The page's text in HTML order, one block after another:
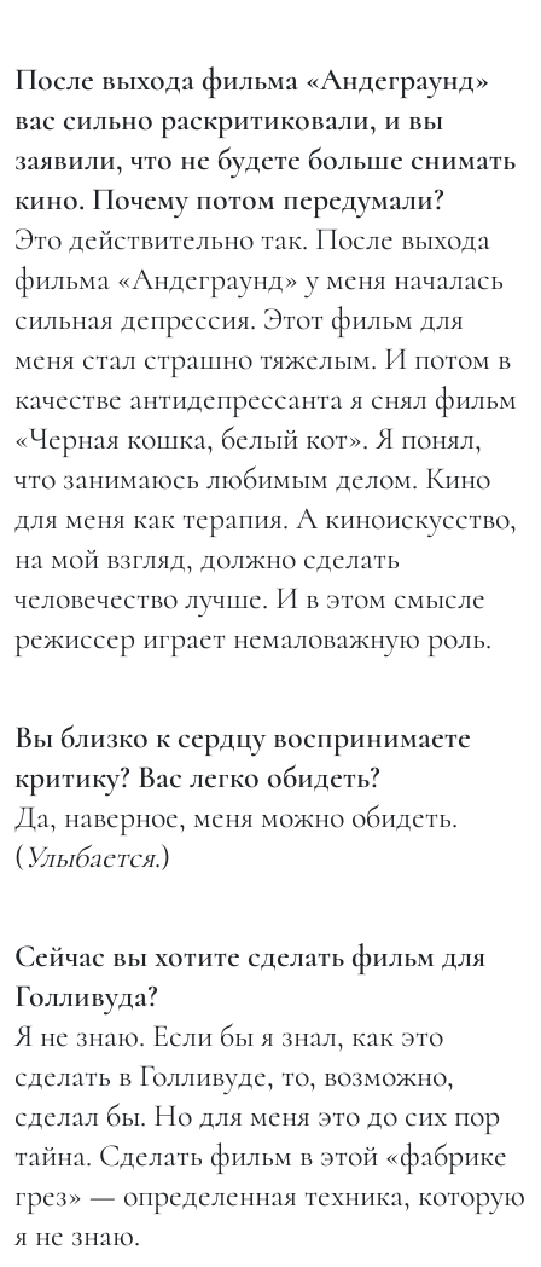
После выхода фильма «Андеграунд»
вас сильно раскритиковали, и вы
заявили, что не будете больше снимать
кино. Почему потом передумали?
Это действительно так. После выхода
фильма «Андеграунд» у меня началась
сильная депрессия. Этот фильм для
меня стал страшно тяжелым. И потом в
качестве антидепрессанта я снял фильм
«Черная кошка, белый кот». Я понял,
что занимаюсь любимым делом. Кино
для меня как терапия. А киноискусство,
на мой взгляд, должно сделать
человечество лучше. И в этом смысле
режиссер играет немаловажную роль.
Вы близко к сердцу воспринимаете
критику? Вас легко обидеть?
Да, наверное, меня можно обидеть.
(Улыбается.)
Сейчас вы хотите сделать фильм для
Голливуда?
Я не знаю. Если бы я знал, как это
сделать в Голливуде, то, возможно,
сделал бы. Но для меня это до сих пор
тайна. Сделать фильм в этой «фабрике
грез» — определенная техника, которую
я не знаю.